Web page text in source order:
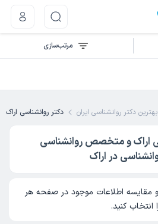
بهترین دکتر روانشناسی ایران دکتر روانشناسی اراک
اراک و متخصص روانشناسی
در اراک
و مقایسه اطلاعات موجود در صفحه هر
کنید.
مرتب‌سازی